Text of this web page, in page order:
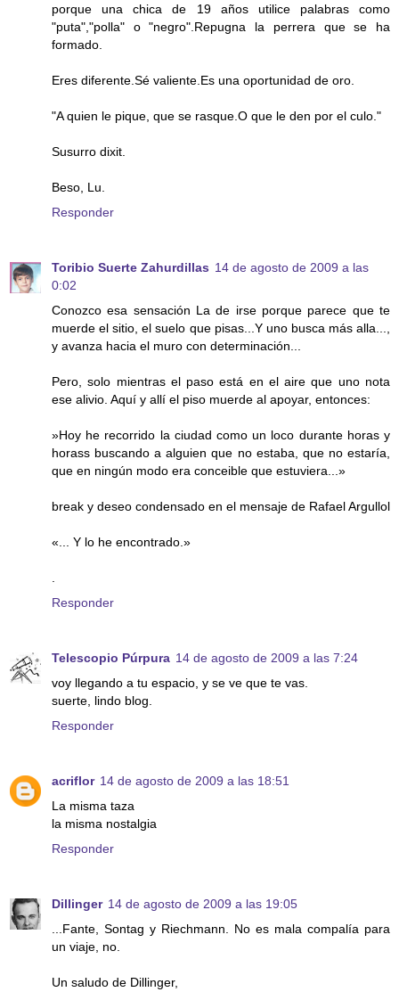
porque una chica de 19 años utilice palabras como
"puta","polla" o "negro".Repugna la perrera que se ha
formado.
Eres diferente.Sé valiente.Es una oportunidad de oro.
"A quien le pique, que se rasque.O que le den por el culo."
Susurro dixit.
Beso, Lu.
Responder
Toribio Suerte Zahurdillas 14 de agosto de 2009 a las
0:02
Conozco esa sensación La de irse porque parece que te
muerde el sitio, el suelo que pisas...Y uno busca más alla...,
y avanza hacia el muro con determinación...
Pero, solo mientras el paso está en el aire que uno nota
ese alivio. Aquí y allí el piso muerde al apoyar, entonces:
»Hoy he recorrido la ciudad como un loco durante horas y
horass buscando a alguien que no estaba, que no estaría,
que en ningún modo era conceible que estuviera...»
break y deseo condensado en el mensaje de Rafael Argullol
«... Y lo he encontrado.»
.
Responder
Telescopio Púrpura 14 de agosto de 2009 a las 7:24
voy llegando a tu espacio, y se ve que te vas.
suerte, lindo blog.
Responder
acriflor 14 de agosto de 2009 a las 18:51
La misma taza
la misma nostalgia
Responder
Dillinger 14 de agosto de 2009 a las 19:05
...Fante, Sontag y Riechmann. No es mala compalía para
un viaje, no.
Un saludo de Dillinger,